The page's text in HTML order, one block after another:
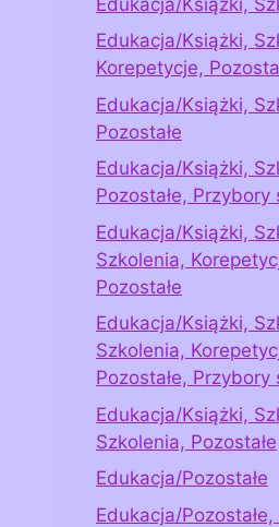
Edukacja/Książki,
Korepetycje,
Edukacja/Książki,
Pozostałe
Edukacja/Książki,
Pozostałe, Przybory
Edukacja/Książki,
Szkolenia,
Pozostałe
Edukacja/Książki,
Szkolenia,
Pozostałe, Przybory
Edukacja/Książki,
Szkolenia, Pozostałe
Edukacja/Pozostałe
Edukacja/